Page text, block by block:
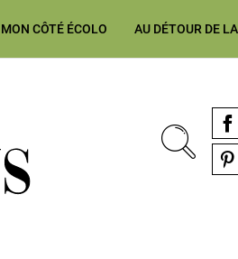
MON CÔTÉ ÉCOLO AU DÉTOUR DE
rénovation & décoration Alsace,